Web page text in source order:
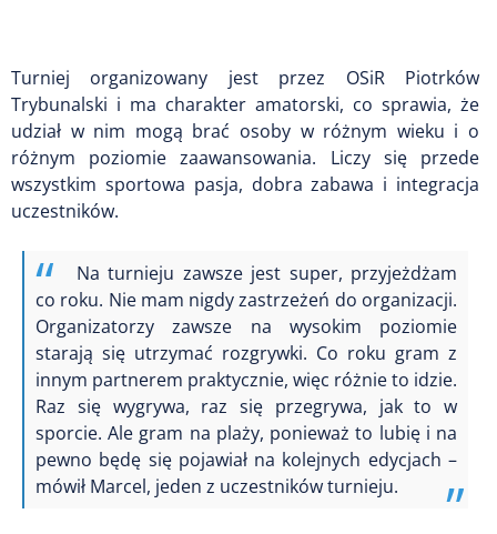
Turniej organizowany jest przez OSiR Piotrków
Trybunalski i ma charakter amatorski, co sprawia, że
udział w nim mogą brać osoby w różnym wieku i o
różnym poziomie zaawansowania. Liczy się przede
wszystkim sportowa pasja, dobra zabawa i integracja
uczestników.
Na turnieju zawsze jest super, przyjeżdżam
co roku. Nie mam nigdy zastrzeżeń do organizacji.
Organizatorzy zawsze na wysokim poziomie
starają się utrzymać rozgrywki. Co roku gram z
innym partnerem praktycznie, więc różnie to idzie.
Raz się wygrywa, raz się przegrywa, jak to w
sporcie. Ale gram na plaży, ponieważ to lubię i na
pewno będę się pojawiał na kolejnych edycjach –
mówił Marcel, jeden z uczestników turnieju.